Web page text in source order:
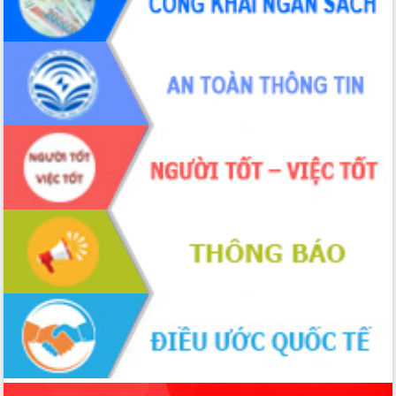
món ăn từ sầu riêng
Đắk Lắk công bố Quy hoạch và xúc
tiến đầu tư tỉnh
Ngành cá ngừ Đắk Lắk chủ động thích
ứng để giữ vững thị trường xuất khẩu
Diễn đàn Kinh tế tư nhân Việt Nam đột
phá cơ chế - Hợp tác công tư
Đề án 06 tạo bước ngoặt đột phá trong
cải cách hành chính tỉnh Đắk Lắk
Kết nối tour, đẩy mạnh chuyển đổi số
để phát triển du lịch Đắk Lắk
Khởi động Dự án Đầu tư xây dựng hạ
tầng kỹ thuật Cụm công nghiệp Tân
Tiến
Gặp mặt các cơ quan báo chí nhân Kỷ
niệm 101 năm Ngày Báo chí Cách
mạng Việt Nam
Đắk Lắk sơ kết 4 năm triển khai thực
hiện Đề án 06 của Chính phủ
Họp báo thông tin về Hội nghị Công bố